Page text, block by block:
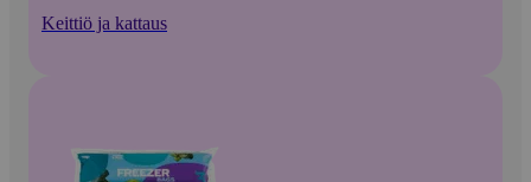
Keittiö ja kattaus